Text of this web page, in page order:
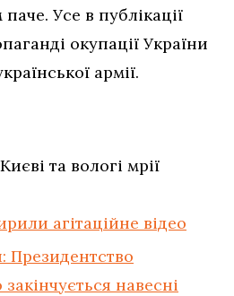
Усе в публікації
окупації України
армії.
та вологі мрії
агітаційне відео
Президентство
навесні